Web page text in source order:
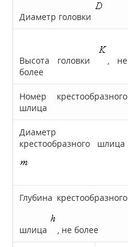
Диаметр головки
Высота головки
, не
более
Номер крестообразного
шлица
Диаметр
крестообразного шлица
Глубина крестообразного
шлица , не более